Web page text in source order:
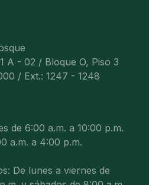
A - 02 / Bloque O, Piso 3
/ Ext.: 1247 - 1248
de 6:00 a.m. a 10:00 p.m.
a.m. a 4:00 p.m.
De lunes a viernes de